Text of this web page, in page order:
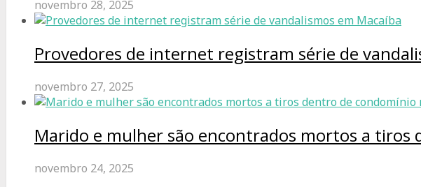
novembro 28, 2025
Provedores de internet registram série de
novembro 27, 2025
Marido e mulher são encontrados mortos a tiros
novembro 24, 2025